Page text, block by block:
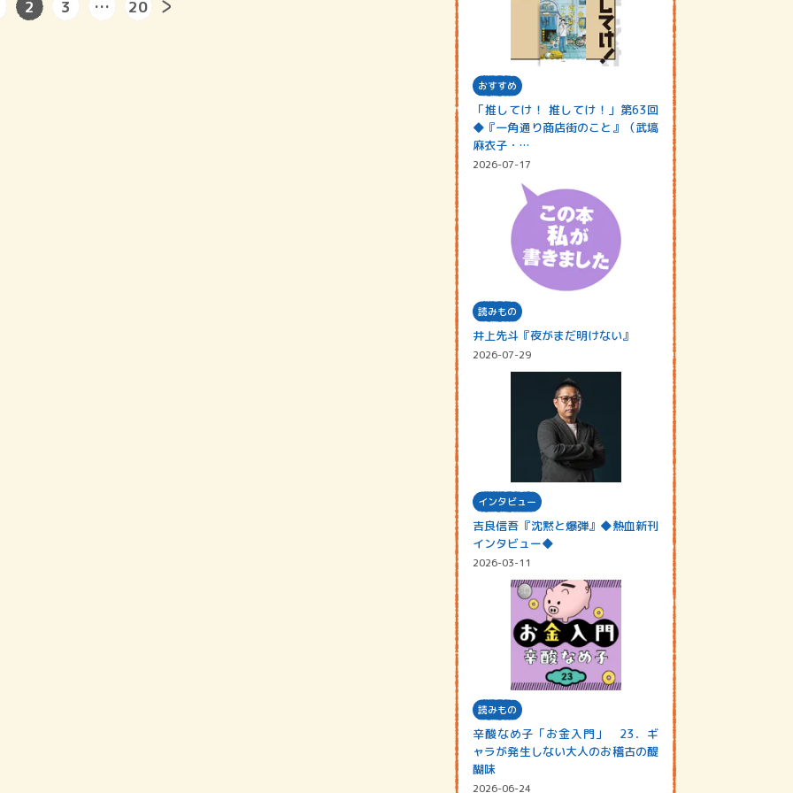
2 3 … 20
おすすめ
「推してけ！ 推してけ！」第63回
◆『一角通り商店街のこと』（武塙
麻衣子・…
2026-07-17
読みもの
井上先斗『夜がまだ明けない』
2026-07-29
インタビュー
吉良信吾『沈黙と爆弾』◆熱血新刊
インタビュー◆
2026-03-11
読みもの
辛酸なめ子「お金入門」 23．ギ
ャラが発生しない大人のお稽古の醍
醐味
2026-06-24